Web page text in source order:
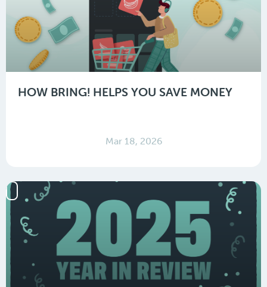
HOW BRING! HELPS YOU SAVE MONEY
Mar 18, 2026